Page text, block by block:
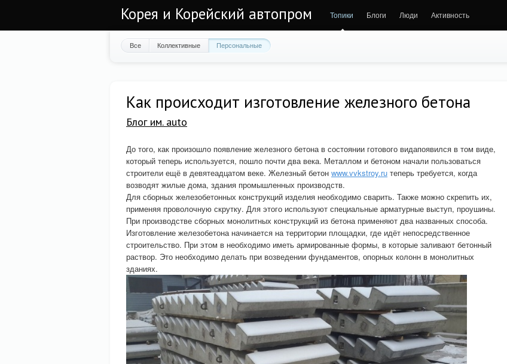
Корея и Корейский автопром Топики Блоги Люди Активность
Все Коллективные Персональные
Как происходит изготовление железного бетона
Блог им. auto
До того, как произошло появление железного бетона в состоянии готового видапоявился в том виде,
который теперь используется, пошло почти два века. Металлом и бетоном начали пользоваться
строители ещё в девятеадцатом веке. Железный бетон www.vvkstroy.ru теперь требуется, когда
возводят жилые дома, здания промышленных производств.
Для сборных железобетонных конструкций изделия необходимо сварить. Также можно скрепить их,
применяя проволочную скрутку. Для этого используют специальные арматурные выступ, проушины.
При производстве сборных монолитных конструкций из бетона применяют два названных способа.
Изготовление железобетона начинается на территории площадки, где идёт непосредственное
строительство. При этом в необходимо иметь армированные формы, в которые заливают бетонный
раствор. Это необходимо делать при возведении фундаментов, опорных колонн в монолитных
зданиях.